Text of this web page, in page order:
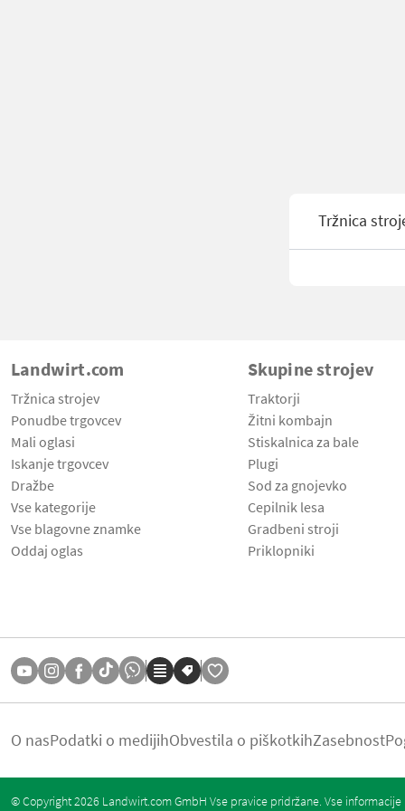
Tržnica
Landwirt.com
Tržnica strojev
Ponudbe trgovcev
Mali oglasi
Iskanje trgovcev
Dražbe
Vse kategorije
Vse blagovne znamke
Oddaj oglas
Skupine strojev
Traktorji
Žitni kombajn
Stiskalnica za bale
Plugi
Sod za gnojevko
Cepilnik lesa
Gradbeni stroji
Priklopniki
O nasPodatki o medijihObvestila o piškotkihZasebnost
© Copyright 2026 Landwirt.com GmbH Vse pravice pridržane. Vse